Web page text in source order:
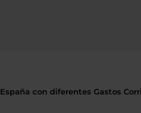
con diferentes Gastos